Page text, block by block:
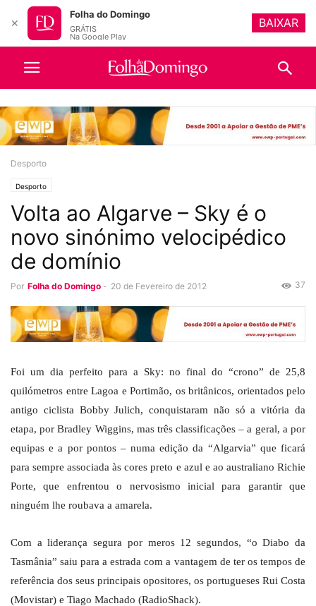
Desporto
Desporto
Volta ao Algarve – Sky é o
novo sinónimo velocipédico
de domínio
Por Folha do Domingo - 20 de Fevereiro de 2012 37
Foi um dia perfeito para a Sky: no final do “crono” de 25,8
quilómetros entre Lagoa e Portimão, os britânicos, orientados pelo
antigo ciclista Bobby Julich, conquistaram não só a vitória da
etapa, por Bradley Wiggins, mas três classificações – a geral, a por
equipas e a por pontos – numa edição da “Algarvia” que ficará
para sempre associada às cores preto e azul e ao australiano Richie
Porte, que enfrentou o nervosismo inicial para garantir que
ninguém lhe roubava a amarela.
Com a liderança segura por meros 12 segundos, “o Diabo da
Tasmânia” saiu para a estrada com a vantagem de ter os tempos de
referência dos seus principais opositores, os portugueses Rui Costa
(Movistar) e Tiago Machado (RadioShack).
✕
Folha do Domingo
GRÁTIS
Na Google Play
BAIXAR